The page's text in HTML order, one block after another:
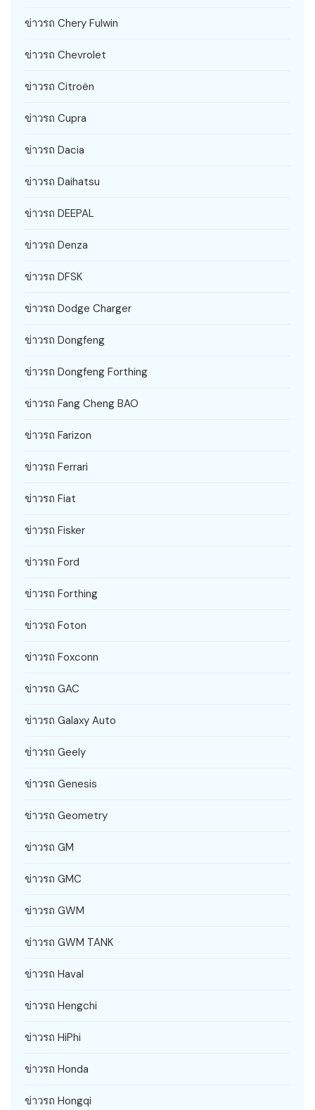
ข่าวรถ Chery Fulwin
ข่าวรถ Chevrolet
ข่าวรถ Citroën
ข่าวรถ Cupra
ข่าวรถ Dacia
ข่าวรถ Daihatsu
ข่าวรถ DEEPAL
ข่าวรถ Denza
ข่าวรถ DFSK
ข่าวรถ Dodge Charger
ข่าวรถ Dongfeng
ข่าวรถ Dongfeng Forthing
ข่าวรถ Fang Cheng BAO
ข่าวรถ Farizon
ข่าวรถ Ferrari
ข่าวรถ Fiat
ข่าวรถ Fisker
ข่าวรถ Ford
ข่าวรถ Forthing
ข่าวรถ Foton
ข่าวรถ Foxconn
ข่าวรถ GAC
ข่าวรถ Galaxy Auto
ข่าวรถ Geely
ข่าวรถ Genesis
ข่าวรถ Geometry
ข่าวรถ GM
ข่าวรถ GMC
ข่าวรถ GWM
ข่าวรถ GWM TANK
ข่าวรถ Haval
ข่าวรถ Hengchi
ข่าวรถ HiPhi
ข่าวรถ Honda
ข่าวรถ Hongqi